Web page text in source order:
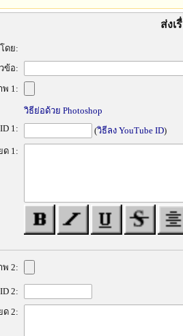
ส่งเ
โดย:
ข้อ:
พ 1:
วิธีย่อด้วย Photoshop
1:
(วิธีลง YouTube ID)
ด 1:
พ 2:
2:
ด 2: